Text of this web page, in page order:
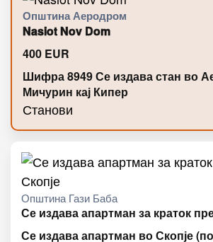
Општина Аеродром
Nasiot Nov Dom
400 EUR
Шифра 8949 Се издава стан во
Мичурин кај Кипер
Станови
Општина Гази Баба
Се издава апартман за краток
Се издава апартман во Скопје